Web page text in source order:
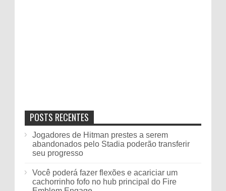
POSTS RECENTES
Jogadores de Hitman prestes a serem
abandonados pelo Stadia poderão transferir
seu progresso
Você poderá fazer flexões e acariciar um
cachorrinho fofo no hub principal do Fire